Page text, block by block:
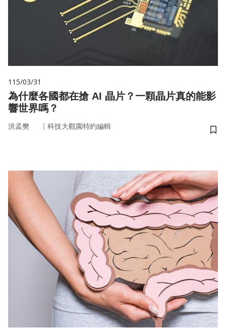
115/03/31
為什麼各國都在搶 AI 晶片？一顆晶片真的能影
響世界嗎？
洪孟樊 ｜ 科技大觀園特約編輯
儲